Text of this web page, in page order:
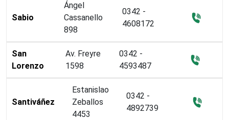
Sabio
Ángel
Cassanello
898
0342 -
4608172
San
Lorenzo
Av. Freyre
1598
0342 -
4593487
Santiváñez
Estanislao
Zeballos
4453
0342 -
4892739